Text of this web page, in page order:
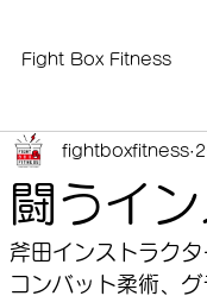
Fight Box Fitness
闘うイ
fightboxfitness
斧田インストラクタ
コンバット柔術、